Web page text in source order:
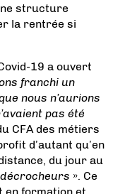
structure
la rentrée si
19 a ouvert
franchi un
nous n’aurions
pas été
CFA des métiers
d’autant qu’en
du jour au
». Ce